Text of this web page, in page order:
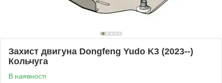
Захист двигуна Dongfeng Yudo K3 (2023--)
Кольчуга
В наявності